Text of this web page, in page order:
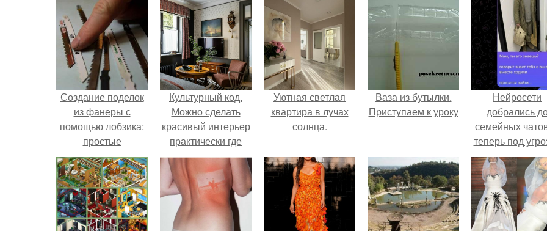
Создание поделок
из фанеры с
помощью лобзика:
простые
инструкции и
чертежи
Культурный код.
Можно сделать
красивый интерьер
практически где
угодно.
Уютная светлая
квартира в лучах
солнца.
Ваза из бутылки.
Приступаем к уроку
Нейросети
добрались
семейных
теперь под
мамины